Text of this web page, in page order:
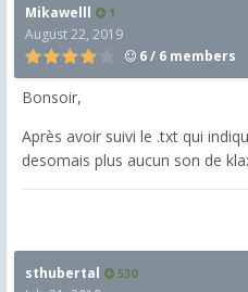
Mikawelll 1
August 22, 2019
6 / 6 members
Bonsoir,
Après avoir suivi le .txt qui
desomais plus aucun son de
sthubertal 530